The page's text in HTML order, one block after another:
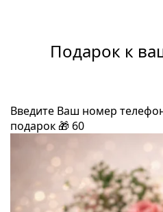
Подарок к
Введите Ваш номер
подарок 🎁 60